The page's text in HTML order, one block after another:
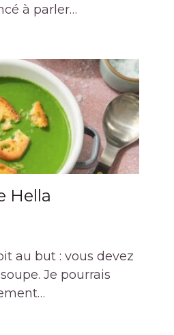
à parler…
Hella
au but : vous devez
Je pourrais